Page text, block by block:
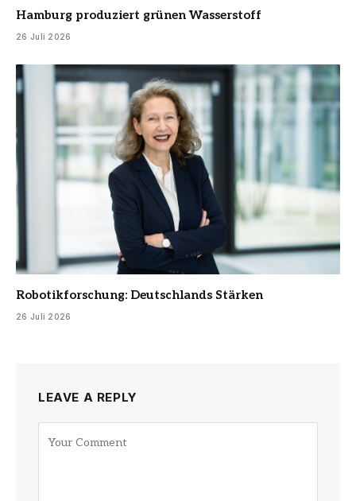
Hamburg produziert grünen Wasserstoff
26 Juli 2026
Robotikforschung: Deutschlands Stärken
26 Juli 2026
LEAVE A REPLY